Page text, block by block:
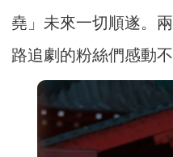
堯」未來一切順遂。
路追劇的粉絲們感動不